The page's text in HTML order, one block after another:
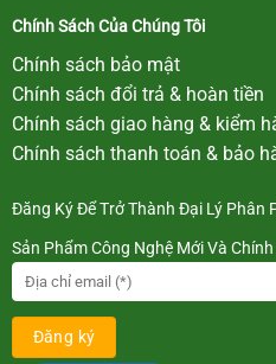
Chính Sách Của Chúng Tôi
Chính sách bảo mật
Chính sách đổi trả & hoàn tiền
Chính sách giao hàng & kiểm
Chính sách thanh toán & bảo
Đăng Ký Để Trở Thành Đại Lý Phân
Sản Phẩm Công Nghệ Mới Và